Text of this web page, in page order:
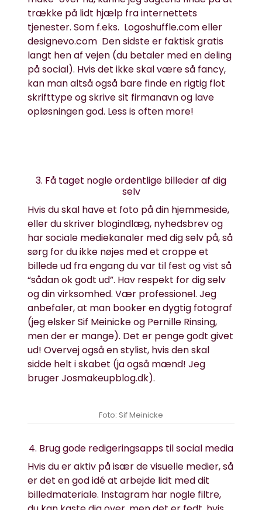
trække på lidt hjælp fra internettets
tjenester. Som f.eks. Logoshuffle.comeller
designevo.com Den sidste er faktisk gratis
langt hen af vejen (du betaler med en deling
på social). Hvis det ikke skal være så fancy,
kan man altså også bare finde en rigtig flot
skrifttype og skrive sit firmanavn og lave
opløsningen god. Less is often more!
3. Få taget nogle ordentlige billeder af dig
selv
Hvis du skal have et foto på din hjemmeside,
eller du skriver blogindlæg, nyhedsbrev og
har sociale mediekanaler med dig selv på, så
sørg for du ikke nøjes med et croppe et
billede ud fra engang du var til fest og vist så
“sådan ok godt ud”. Hav respekt for dig selv
og din virksomhed. Vær professionel. Jeg
anbefaler, at man booker en dygtig fotograf
(jeg elsker Sif Meinicke og Pernille Rinsing,
men der er mange). Det er penge godt givet
ud! Overvej også en stylist, hvis den skal
sidde helt i skabet (ja også mænd! Jeg
brugerJosmakeupblog.dk).
Foto: Sif Meinicke
4. Brug gode redigeringsapps til social media
Hvis du er aktiv på især de visuelle medier, så
er det en god idé at arbejde lidt med dit
billedmateriale. Instagram har nogle filtre,